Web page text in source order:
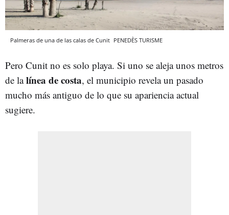
Palmeras de una de las calas de Cunit PENEDÈS TURISME
Pero Cunit no es solo playa. Si uno se aleja unos metros
de lalínea de costa, el municipio revela un pasado
mucho más antiguo de lo que su apariencia actual
sugiere.